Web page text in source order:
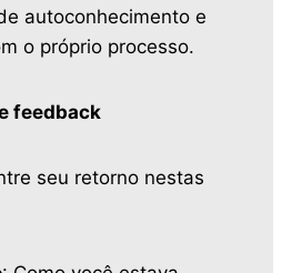
autoconhecimento e
o próprio processo.
feedback
seu retorno nestas